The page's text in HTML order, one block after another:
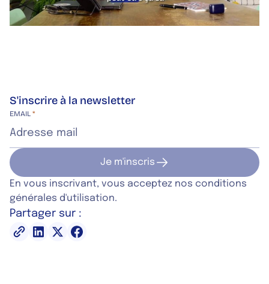
S'inscrire à la newsletter
EMAIL *
Site web de l’entreprise
Je m'inscris
En vous inscrivant, vous acceptez nos conditions
générales d'utilisation.
Partager sur :